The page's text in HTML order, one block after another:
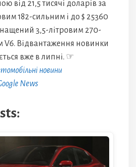
від 21,5 тисячі доларів за
182-сильним і до $ 25360
3,5-літровим 270-
Відвантаження новинки
вже в липні. ☞
новини
News